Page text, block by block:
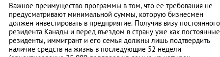
Важное преимущество программы в том, что ее требования не
предусматривают минимальной суммы, которую бизнесмен
должен инвестировать в предприятие. Получив визу постоянного
резидента Канады и перед въездом в страну уже как постоянные
резиденты, иммигрант и его семья должны лишь подтвердить
наличие средств на жизнь в последующие 52 недели